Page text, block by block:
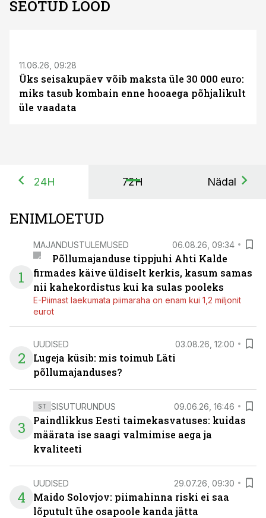
SEOTUD LOOD
11.06.26, 09:28
Üks seisakupäev võib maksta üle 30 000 euro:
miks tasub kombain enne hooaega põhjalikult
üle vaadata
24H 72H Nädal
ENIMLOETUD
1
MAJANDUSTULEMUSED 06.08.26, 09:34
Põllumajanduse tippjuhi Ahti Kalde
firmades käive üldiselt kerkis, kasum samas
nii kahekordistus kui ka sulas pooleks
E-Piimast laekumata piimaraha on enam kui 1,2 miljonit
eurot
2
UUDISED 03.08.26, 12:00
Lugeja küsib: mis toimub Läti
põllumajanduses?
3
ST SISUTURUNDUS 09.06.26, 16:46
Paindlikkus Eesti taimekasvatuses: kuidas
määrata ise saagi valmimise aega ja
kvaliteeti
4
UUDISED 29.07.26, 09:30
Maido Solovjov: piimahinna riski ei saa
lõputult ühe osapoole kanda jätta